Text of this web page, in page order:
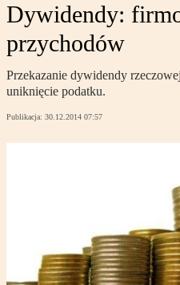
Dywidendy:
przychodów
Przekazanie dywidendy
uniknięcie podatku.
Publikacja: 30.12.2014 07:57